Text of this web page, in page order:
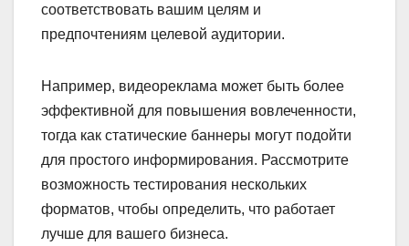
соответствовать вашим целям и
предпочтениям целевой аудитории.
Например, видеореклама может быть более
эффективной для повышения вовлеченности,
тогда как статические баннеры могут подойти
для простого информирования. Рассмотрите
возможность тестирования нескольких
форматов, чтобы определить, что работает
лучше для вашего бизнеса.